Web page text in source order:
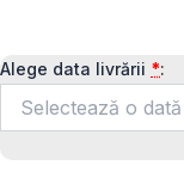
Alege data livrării *:
Cantitate
Platou
aperitiv
cu